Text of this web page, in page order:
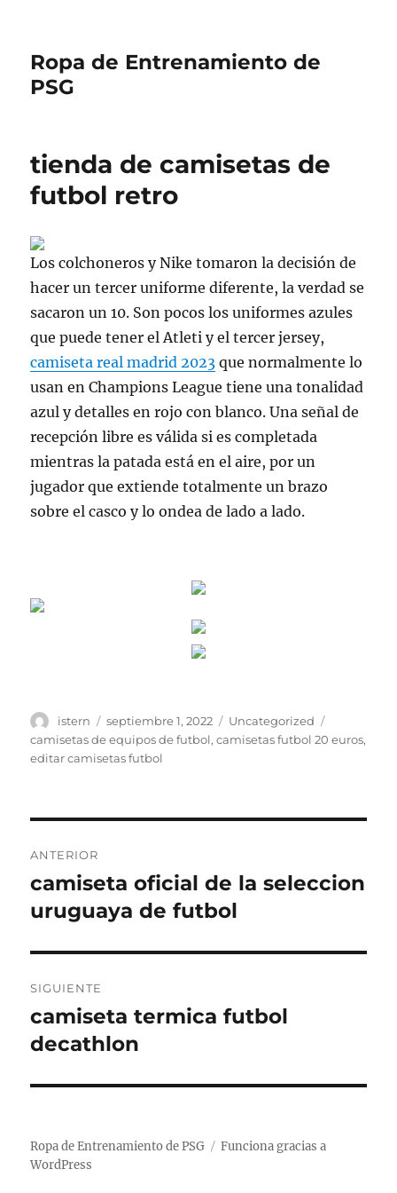
Ropa de Entrenamiento de
PSG
tienda de camisetas de
futbol retro
Los colchoneros y Nike tomaron la decisión de
hacer un tercer uniforme diferente, la verdad se
sacaron un 10. Son pocos los uniformes azules
que puede tener el Atleti y el tercer jersey,
camiseta real madrid 2023 que normalmente lo
usan en Champions League tiene una tonalidad
azul y detalles en rojo con blanco. Una señal de
recepción libre es válida si es completada
mientras la patada está en el aire, por un
jugador que extiende totalmente un brazo
sobre el casco y lo ondea de lado a lado.
Autor
istern
Publicado
el
septiembre 1, 2022 Categorías
Uncategorized
camisetas de equipos de futbol,camisetas futbol 20 euros,
editar camisetas futbol
de
entradas
ANTERIOR
Entrada
anterior:
camiseta oficial de la seleccion
uruguaya de futbol
SIGUIENTE
Entrada
siguiente:
camiseta termica futbol
decathlon
Ropa de Entrenamiento de PSG
Funciona gracias a
WordPress